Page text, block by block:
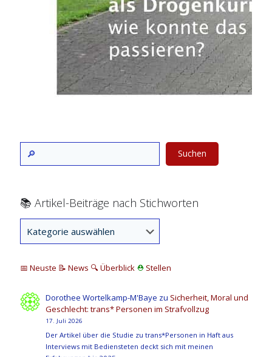
Suchen
📚 Artikel-Beiträge nach Stichworten
📅 Neuste 📝 News 🔍 Überblick ⛑ Stellen
Dorothee Wortelkamp-M'Baye zu Sicherheit, Moral und
Geschlecht: trans* Personen im Strafvollzug
17. Juli 2026
Der Artikel über die Studie zu trans*Personen in Haft aus
Interviews mit Bediensteten deckt sich mit meinen